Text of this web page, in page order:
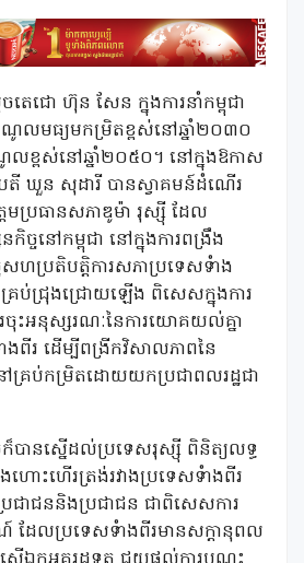
តេជោ ហ៊ុន សែន ក្នុងការនាំកម្ពុជា
ណូលមធ្យមកម្រិតខ្ពស់នៅឆ្នាំ២០៣០
ខ្ពស់នៅឆ្នាំ២០៥០។ នៅក្នុងឱកាស
បតី ឃួន សុដារី បានស្វាគមន៍ដំណើរ
មប្រធានសភាឌូម៉ា រុស្ស៊ី ដែល
ចនៅកម្ពុជា នៅក្នុងការពង្រឹង
ហប្រតិបត្តិការសភាប្រទេសទំាង
គ្រប់ជ្រុងជ្រោយឡើង ពិសេសក្នុងការ
ះអនុស្សរណៈនៃការយោគយល់គ្នា
ងពីរ ដើម្បីពង្រីកវិសាលភាពនៃ
ៅគ្រប់កម្រិតដោយយកប្រជាពលរដ្ឋជា
ក៏បានស្នើដល់ប្រទេសរុស្ស៊ី ពិនិត្យលទ្ធ
ងហោះហើរត្រង់រវាងប្រទេសទំាងពីរ
រជាជននិងប្រជាជន ជាពិសេសការ
ែលប្រទេសទំាងពីរមានសក្តានុពល